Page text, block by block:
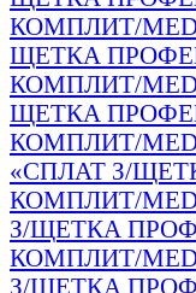
КОМПЛИТ/
ЩЕТКА
КОМПЛИТ/
ЩЕТКА
КОМПЛИТ/
«СПЛАТ З/
КОМПЛИТ/
З/ЩЕТКА
КОМПЛИТ/
З/ЩЕТКА